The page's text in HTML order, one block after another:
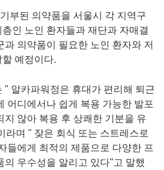
부된 의약품을 서울시 각 지역구
인 노인 환자들과 재단과 자매결
과 의약품이 필요한 노인 환자와 저
예정이다.
" 알카파워정은 휴대가 편리해 퇴근
어디에서나 쉽게 복용 가능한 발포
지 않아 복용 후 상쾌한 기분을 유
라며 " 잦은 회식 또는 스트레스로
들에게 최적의 제품으로 다양한 프
의 우수성을 알리고 있다"고 말했